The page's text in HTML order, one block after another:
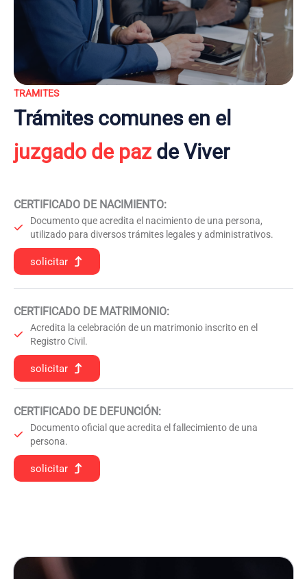
TRAMITES
Trámites comunes en el
juzgado de pazde Viver
CERTIFICADO DE NACIMIENTO:
Documento que acredita el nacimiento de una persona,
utilizado para diversos trámites legales y administrativos.
solicitar
CERTIFICADO DE MATRIMONIO:
Acredita la celebración de un matrimonio inscrito en el
Registro Civil.
solicitar
CERTIFICADO DE DEFUNCIÓN:
Documento oficial que acredita el fallecimiento de una
persona.
solicitar